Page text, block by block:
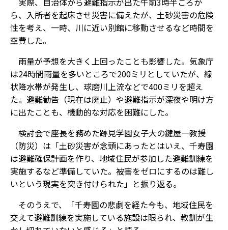
ら、入所者を起床させ災害に備えたが、土砂災害の危険
性を考え、一時、川に近い別館に移動させるなど時間を
空費した。
雨量が予想を大きく上回ったことも影響した。気象庁
は24時間雨量を多いところで200ミリとしていたが、線
状降水帯が発生し、球磨川上流などで400ミリを超え
た。避難勧告（現在は廃止）や避難指示が深夜や明け方
に出たことも、機動的な対応を困難にした。
検討会で座長を務めた跡見学園女子大の鍵屋一教授
（防災）は「土砂災害が念頭にあったとはいえ、千寿園
は避難確保計画を作り、地域住民が参加した避難訓練を
実施するなど準備していた。被害をゼロにするのは難し
いという現実を突き付けられた」と振り返る。
そのうえで、「千寿園の悲劇を経た今も、地域住民を
交えて避難訓練を実施している施設は限られ、教訓が生